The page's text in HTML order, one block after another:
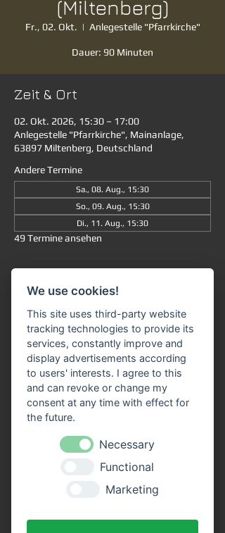
(Miltenberg)
Fr., 02. Okt.
  |
Anlegestelle "Pfarrkirche"
Dauer: 90 Minuten
Zeit & Ort
02. Okt. 2026, 15:30 – 17:00
Anlegestelle "Pfarrkirche", Mainanlage,
63897 Miltenberg, Deutschland
Andere Termine
Sa., 08. Aug., 15:30
So., 09. Aug., 15:30
Di., 11. Aug., 15:30
49 Termine ansehen
15:30 Uhr
: Die Fahrt dauert insgesamt ca.
90 Minuten (ohne Ausstieg) und führt Sie
von Miltenberg über Bürgstadt nach
Freudenberg
und wieder zurück.
Unser Fahrgastschiff "SIVOTA"
verfügt
über zwei großzügige Decks
. Genießen Sie
die Fahrt bei einem kühlen Getränk auf
unserem Freideck. Eine
Streckenerklärung
erhalten Sie auf allen
Schiffen der VPS-Flotte. Unser freundliches
Bordpersonal freut sich schon, Sie an Bord
We use cookies!
This site uses third-party website
tracking technologies to provide its
services, constantly improve and
display advertisements according
to users' interests. I agree to this
and can revoke or change my
consent at any time with effect for
the future.
Necessary
Functional
Marketing